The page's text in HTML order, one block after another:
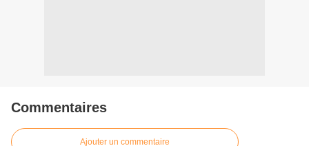
Commentaires
Ajouter un commentaire